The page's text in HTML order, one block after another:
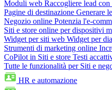
Moduli web Raccogliere lead
Pagine di destinazione Generare
Negozio online Potenzia l'e-
Siti e store online per dispositivi
Widget per siti web Widget per
Strumenti di marketing online
CoPilot in Siti e store Testi
Tutte le funzionalità per Siti e
HR e automazione